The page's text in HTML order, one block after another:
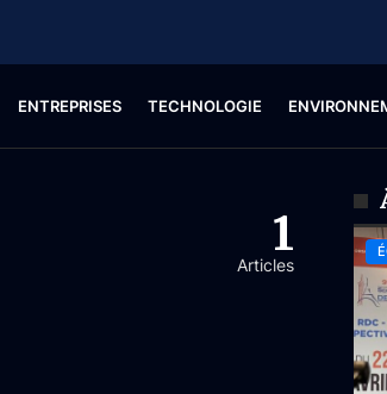
ENTREPRISES TECHNOLOGIE
1
Articles